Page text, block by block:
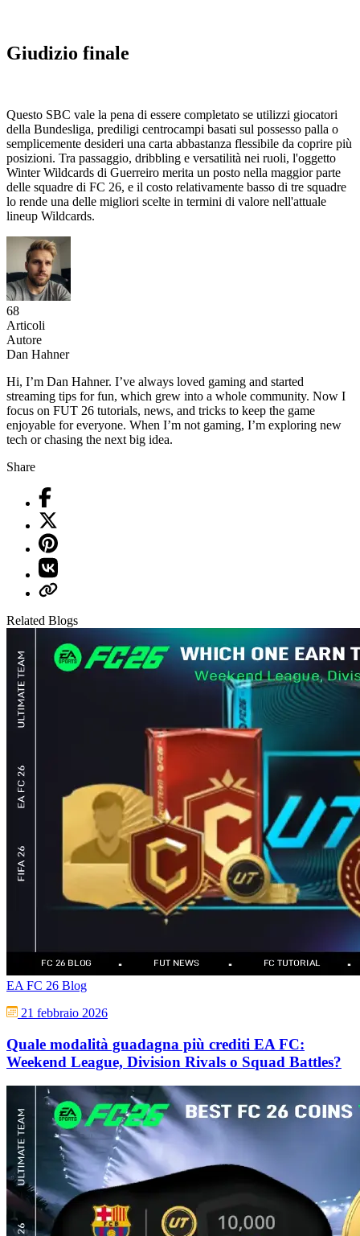
Giudizio finale
Questo SBC vale la pena di essere completato se utilizzi giocatori
della Bundesliga, prediligi centrocampi basati sul possesso palla o
semplicemente desideri una carta abbastanza flessibile da coprire più
posizioni. Tra passaggio, dribbling e versatilità nei ruoli, l'oggetto
Winter Wildcards di Guerreiro merita un posto nella maggior parte
delle squadre di FC 26, e il costo relativamente basso di tre squadre
lo rende una delle migliori scelte in termini di valore nell'attuale
lineup Wildcards.
68
Articoli
Autore
Dan Hahner
Hi, I’m Dan Hahner. I’ve always loved gaming and started
streaming tips for fun, which grew into a whole community. Now I
focus on FUT 26 tutorials, news, and tricks to keep the game
enjoyable for everyone. When I’m not gaming, I’m exploring new
tech or chasing the next big idea.
Share
Related Blogs
EA FC 26 Blog
21 febbraio 2026
Quale modalità guadagna più crediti EA FC:
Weekend League, Division Rivals o Squad Battles?